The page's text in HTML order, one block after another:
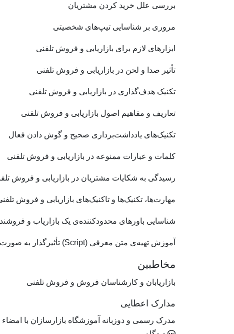
بررسی علل خرید کردن مشتریان
مروری بر شناسایی تیپ‌های شخصیتی
ابزارهای لازم برای بازاریابی و فروش تلفنی
تأثیر صدا و لحن در بازاریابی و فروش تلفنی
تکنیک هدف‌گذاری در بازاریابی و فروش تلفنی
تعاریف و مفاهیم اصول بازاریابی و فروش تلفنی
تکنیک‌های یادداشت‌برداری صحیح و گوش دادن فعال
کلمات و عبارات ممنوعه در بازاریابی و فروش تلفنی
رسیدگی به شکایات مشتریان در بازاریابی و فروش
مهارت‌ها، تکنیک‌ها و تاکنیک‌های بازاریابی و فروش
شناسایی باورهای محدودکننده‌ی یک بازاریاب و
آموزش تهیه‌ی متن معرفی (Script) تأثیرگذار به صورت عملی در کارگاه
مخاطبین
بازاریابان و کارشناسان فروش و فروش تلفنی
مدارک اعطایی
مدرک رسمی و دوزبانه آموزشگاه بازارسازان با